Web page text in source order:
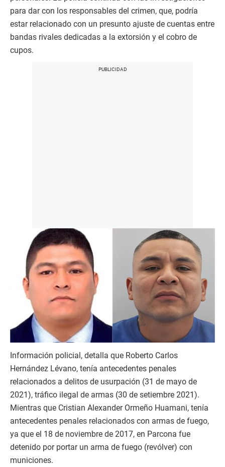
para dar con los responsables del crimen, que, podría
estar relacionado con un presunto ajuste de cuentas entre
bandas rivales dedicadas a la extorsión y el cobro de
cupos.
Información policial, detalla que Roberto Carlos
Hernández Lévano, tenía antecedentes penales
relacionados a delitos de usurpación (31 de mayo de
2021), tráfico ilegal de armas (30 de setiembre 2021).
Mientras que Cristian Alexander Ormeño Huamani, tenía
antecedentes penales relacionados con armas de fuego,
ya que el 18 de noviembre de 2017, en Parcona fue
detenido por portar un arma de fuego (revólver) con
municiones.